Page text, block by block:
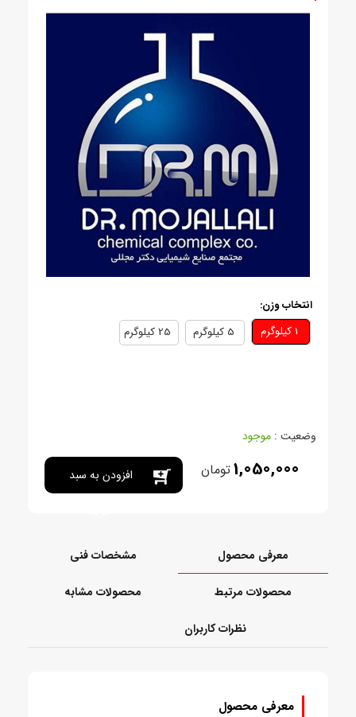
انتخاب وزن:
وضعیت : موجود
1,050,000تومان افزودن به سبد
معرفی محصول مشخصات فنی
محصولات مرتبط محصولات مشابه
نظرات کاربران
معرفی محصول